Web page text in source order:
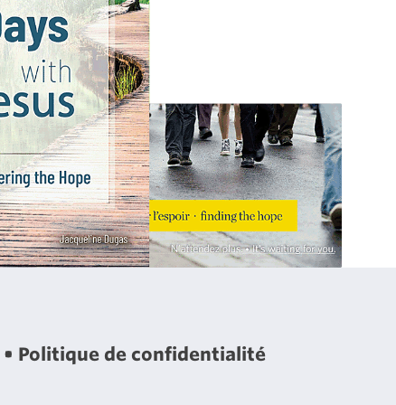
Politique de confidentialité